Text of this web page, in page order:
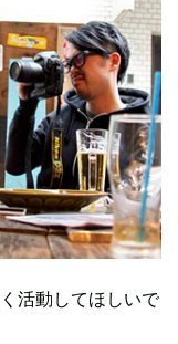
活動してほしいで